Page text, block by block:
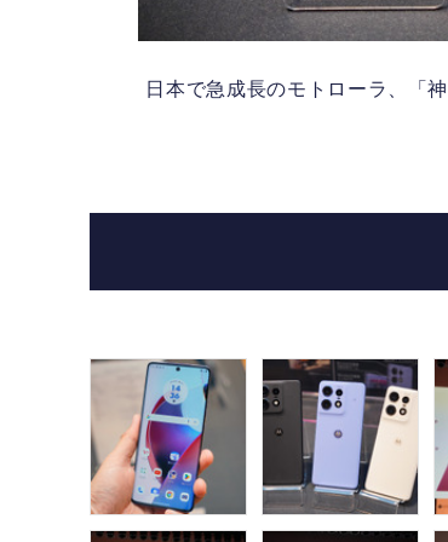
日本で急成長のモトローラ、「